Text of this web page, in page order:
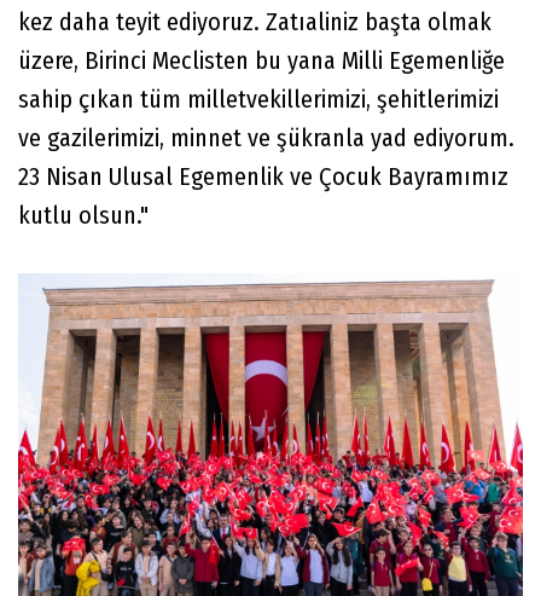
kez daha teyit ediyoruz. Zatıaliniz başta olmak
üzere, Birinci Meclisten bu yana Milli Egemenliğe
sahip çıkan tüm milletvekillerimizi, şehitlerimizi
ve gazilerimizi, minnet ve şükranla yad ediyorum.
23 Nisan Ulusal Egemenlik ve Çocuk Bayramımız
kutlu olsun."